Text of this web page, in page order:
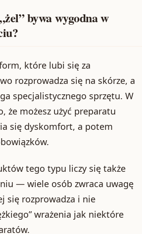
bywa wygodna w
które lubi się za
rozprowadza się na skórze, a
specjalistycznego sprzętu. W
że możesz użyć preparatu
się dyskomfort, a potem
tego typu liczy się także
— wiele osób zwraca uwagę
się rozprowadza i nie
wrażenia jak niektóre